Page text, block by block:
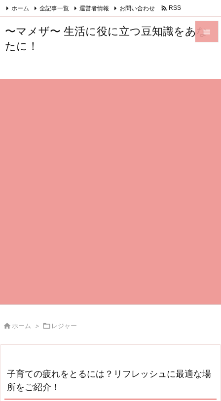
〜マメザ〜 生活に役に立つ豆知識をあな
たに！


ホーム 全記事一覧 運営者情報 お問い合わせ  RSS
 ホーム >  レジャー
子育ての疲れをとるには？リフレッシュに最適な場
所をご紹介！